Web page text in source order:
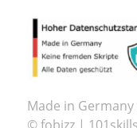
Made in